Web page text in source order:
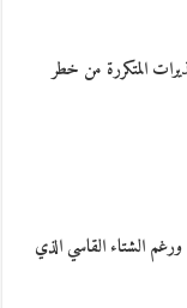
المتكررة من خطر
الشتاء القاسي الذي